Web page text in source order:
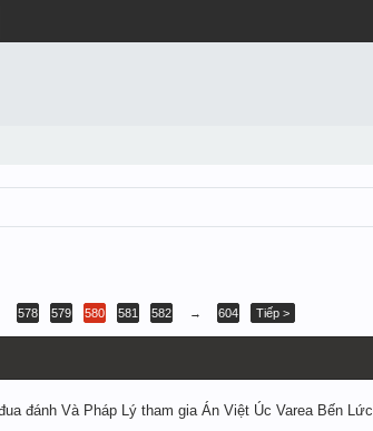
578 579 580 581 582 → 604 Tiếp >
đánh Và Pháp Lý tham gia Án Việt Úc Varea Bến Lức